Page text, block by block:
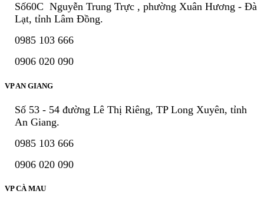
Số60C Nguyễn Trung Trực , phường Xuân Hương - Đà
Lạt, tỉnh Lâm Đồng.
0985 103 666
0906 020 090
VP AN GIANG
Số 53 - 54 đường Lê Thị Riêng, TP Long Xuyên, tỉnh
An Giang.
0985 103 666
0906 020 090
VP CÀ MAU